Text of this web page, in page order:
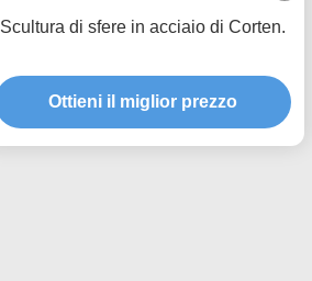
Scultura di sfere in acciaio di Corten.
Ottieni il miglior prezzo